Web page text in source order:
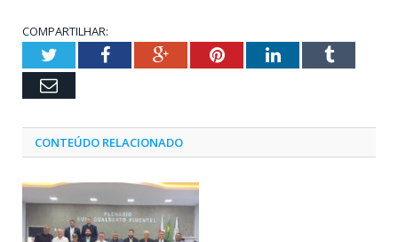
COMPARTILHAR:
TwitterFacebookGoogle+PinterestLinkedInTumblr
Email
CONTEÚDO RELACIONADO